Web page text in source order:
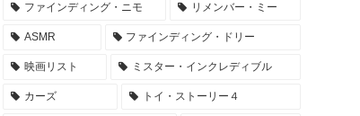
ファインディング・ニモ リメンバー・ミー
ASMR ファインディング・ドリー
映画リスト ミスター・インクレディブル
カーズ トイ・ストーリー４